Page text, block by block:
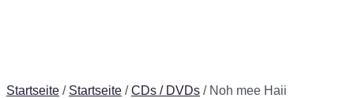
Startseite / Startseite /CDs / DVDs / Noh mee Haii